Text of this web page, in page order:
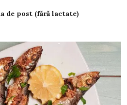
de post (fără lactate)